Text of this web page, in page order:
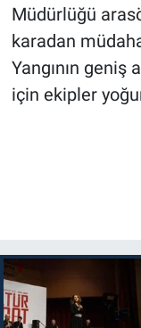
Müdürlüğü
karadan
Yangının geniş
için ekipler